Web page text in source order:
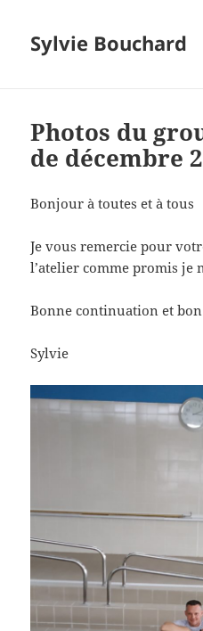
Sylvie Bouchard
Photos du
de décembre
Bonjour à toutes et à tous
Je vous remercie pour
l’atelier comme promis je
Bonne continuation et
Sylvie